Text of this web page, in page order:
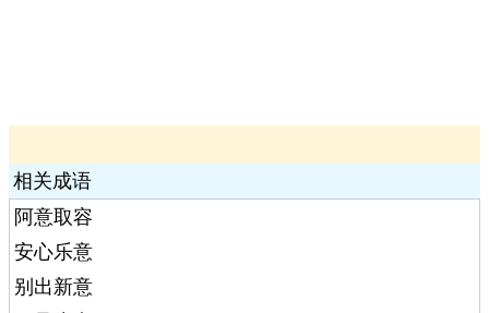
相关成语
阿意取容
安心乐意
别出新意